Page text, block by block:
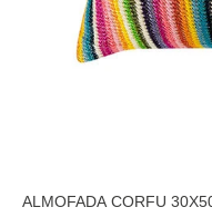
ALMOFADA CORFU